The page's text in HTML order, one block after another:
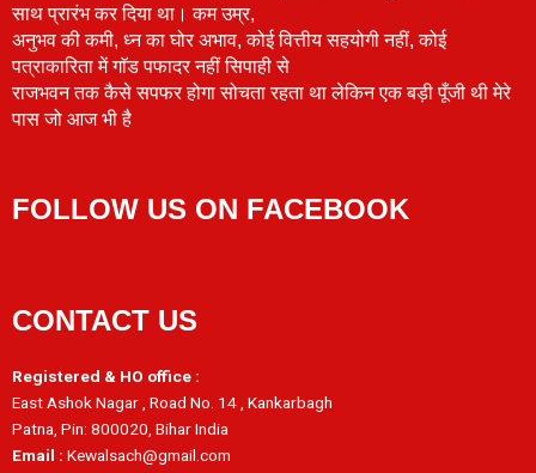
साथ प्रारंभ कर दिया था। कम उम्र,
अनुभव की कमी, ध्न का घोर अभाव, कोई वित्तीय सहयोगी नहीं, कोई
पत्राकारिता में गाॅड पफादर नहीं सिपाही से
राजभवन तक कैसे सपफर होगा सोचता रहता था लेकिन एक बड़ी पूँजी थी मेरे
पास जो आज भी है
FOLLOW US ON FACEBOOK
CONTACT US
Registered & HO office :
East Ashok Nagar , Road No. 14 , Kankarbagh
Patna, Pin: 800020, Bihar India
Email : Kewalsach@gmail.com